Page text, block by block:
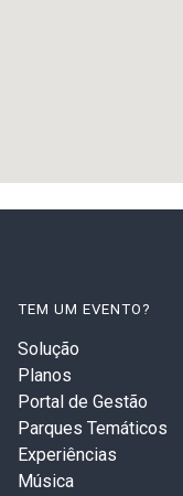
TEM UM EVENTO?
Solução
Planos
Portal de Gestão
Parques Temáticos
Experiências
Música